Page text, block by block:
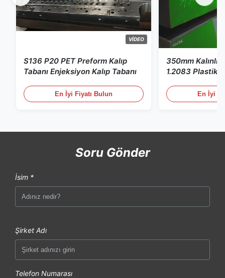
VIDEO
S136 P20 PET Preform Kalıp
Tabanı Enjeksiyon Kalıp Tabanı
En İyi Fiyatı Bulun
350mm
1.2083 Plastik
En İyi
Soru Gönder
İsim *
Şirket Adı
Telefon Numarası